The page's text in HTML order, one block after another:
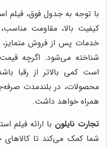
با توجه به جدول فوق، فیلم
کیفیت بالا، مقاومت
خدمات پس از فروش متمایز،
شناخته می‌شود. اگرچه
است کمی بالاتر از رقبا
محصولات، در بلندمدت
همراه خواهد داشت.
تجارت نایلون با ارائه فیلم
شما کمک می‌کند تا کالاهای